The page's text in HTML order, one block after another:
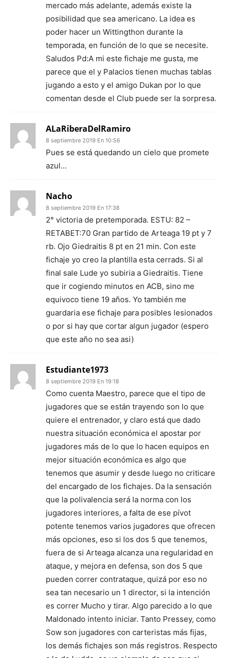
mercado más adelante, además existe la
posibilidad que sea americano. La idea es
poder hacer un Wittingthon durante la
temporada, en función de lo que se necesite.
Saludos Pd:A mi este fichaje me gusta, me
parece que el y Palacios tienen muchas tablas
jugando a esto y el amigo Dukan por lo que
comentan desde el Club puede ser la sorpresa.
ALaRiberaDelRamiro
8 septiembre 2019 En 10:56
Pues se está quedando un cielo que promete
azul…
Nacho
8 septiembre 2019 En 17:38
2° victoria de pretemporada. ESTU: 82 –
RETABET:70 Gran partido de Arteaga 19 pt y 7
rb. Ojo Giedraitis 8 pt en 21 min. Con este
fichaje yo creo la plantilla esta cerrads. Si al
final sale Lude yo subiria a Giedraitis. Tiene
que ir cogiendo minutos en ACB, sino me
equivoco tiene 19 años. Yo también me
guardaria ese fichaje para posibles lesionados
o por si hay que cortar algun jugador (espero
que este año no sea asi)
Estudiante1973
8 septiembre 2019 En 19:18
Como cuenta Maestro, parece que el tipo de
jugadores que se están trayendo son lo que
quiere el entrenador, y claro está que dado
nuestra situación económica el apostar por
jugadores más de lo que lo hacen equipos en
mejor situación económica es algo que
tenemos que asumir y desde luego no criticare
del encargado de los fichajes. Da la sensación
que la polivalencia será la norma con los
jugadores interiores, a falta de ese pívot
potente tenemos varios jugadores que ofrecen
más opciones, eso si los dos 5 que tenemos,
fuera de si Arteaga alcanza una regularidad en
ataque, y mejora en defensa, son dos 5 que
pueden correr contrataque, quizá por eso no
sea tan necesario un 1 director, si la intención
es correr Mucho y tirar. Algo parecido a lo que
Maldonado intento iniciar. Tanto Pressey, como
Sow son jugadores con carteristas más fijas,
los demás fichajes son más registros. Respecto